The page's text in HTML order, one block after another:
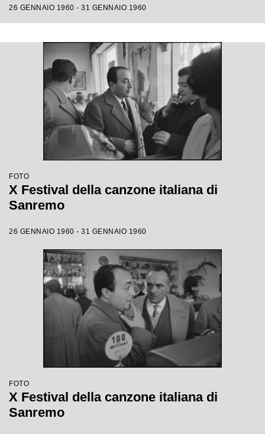
26 GENNAIO 1960 - 31 GENNAIO 1960
FOTO
X Festival della canzone italiana di
Sanremo
26 GENNAIO 1960 - 31 GENNAIO 1960
FOTO
X Festival della canzone italiana di
Sanremo